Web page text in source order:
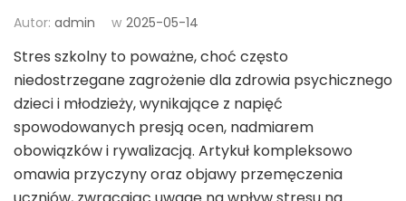
Autor: admin w 2025-05-14
Stres szkolny to poważne, choć często
niedostrzegane zagrożenie dla zdrowia psychicznego
dzieci i młodzieży, wynikające z napięć
spowodowanych presją ocen, nadmiarem
obowiązków i rywalizacją. Artykuł kompleksowo
omawia przyczyny oraz objawy przemęczenia